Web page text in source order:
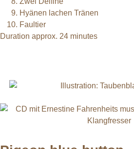
Hyänen lachen Tränen
Faultier
Duration approx. 24 minutes